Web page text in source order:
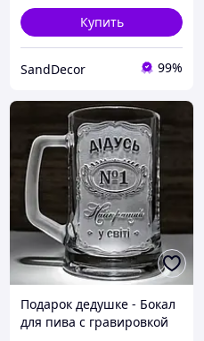
Купить
SandDecor 99%
Подарок дедушке - Бокал
для пива с гравировкой